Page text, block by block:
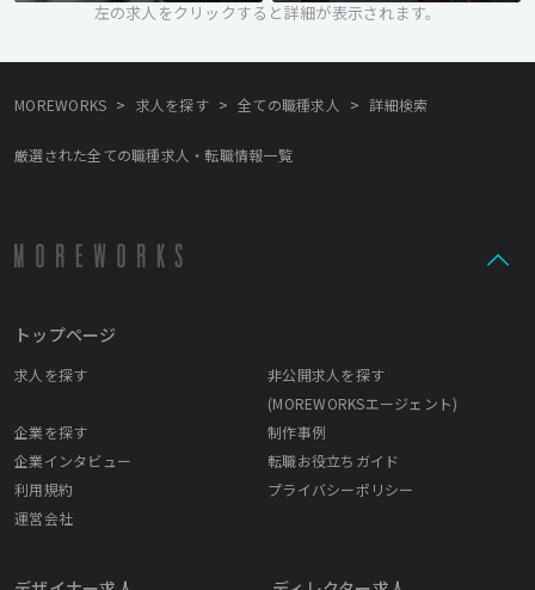
左の求人をクリックすると詳細が表示されます。
MOREWORKS > 求人を探す > 全ての職種求人 > 詳細検索
厳選された全ての職種求人・転職情報一覧
トップページ
求人を探す
非公開求人を探す
(MOREWORKSエージェント)
企業を探す
制作事例
企業インタビュー
転職お役立ちガイド
利用規約
プライバシーポリシー
運営会社